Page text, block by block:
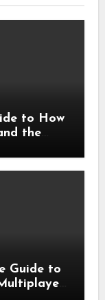
to How
the
Guide to